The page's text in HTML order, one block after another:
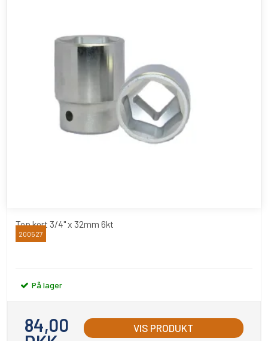
Top kort 3/4" x 32mm 6kt
BATO
200527
På lager
84,00 VIS PRODUKT